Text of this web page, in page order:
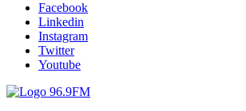
Facebook
Linkedin
Instagram
Twitter
Youtube